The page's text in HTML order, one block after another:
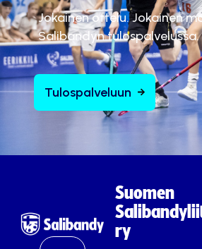
Jokainen ottelu. Jokainen
Salibandyn tulospalvelussa.
Tulospalveluun
Suomen
ry